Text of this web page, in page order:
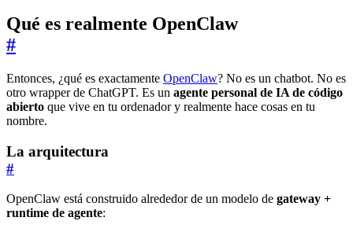
Qué es realmente OpenClaw
#
Entonces, ¿qué es exactamente OpenClaw? No es un chatbot. No es
otro wrapper de ChatGPT. Es un agente personal de IA de código
abierto que vive en tu ordenador y realmente hace cosas en tu
nombre.
La arquitectura
#
OpenClaw está construido alrededor de un modelo de gateway +
runtime de agente: